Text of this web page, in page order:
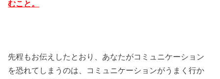
むこと。
先程もお伝えしたとおり、あなたがコミュニケーション
を恐れてしまうのは、コミュニケーションがうまく行か